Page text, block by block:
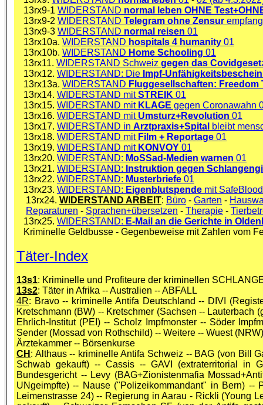
13rx9-1 WIDERSTAND normal leben OHNE
13rx9-2 WIDERSTAND Telegram ohne Zensur
13rx9-3 WIDERSTAND normal reisen 01
13rx10a. WIDERSTAND hospitals 4 humanity 01
13rx10b. WIDERSTAND Home Schooling 01
13rx11. WIDERSTAND Schweiz gegen das Covidgeset
13rx12. WIDERSTAND: Die Impf-
13rx13a. WIDERSTAND Fluggesellschaften: Freedom
13rx14. WIDERSTAND mitSTREIK 01
13rx15. WIDERSTAND mit KLAGE gegen Coronawahn
13rx16. WIDERSTAND mit Umsturz+Revolution 01
13rx17. WIDERSTAND in Arztpraxis+Spital bleibt
13rx18. WIDERSTAND mit Film + Reportage 01
13rx19. WIDERSTAND mit KONVOY 01
13rx20. WIDERSTAND: MoSSad-Medien warnen 01
13rx21. WIDERSTAND: Instruktion gegen
13rx22. WIDERSTAND: Musterbriefe 01
13rx23. WIDERSTAND: Eigenblutspende mit
13rx24. WIDERSTAND ARBEIT: Büro - Garten -
Reparaturen - Sprachen+übersetzen - Therapie -
13rx25. WIDERSTAND: E-Mail an die Gerichte in
Kriminelle Geldbusse - Gegenbeweise mit Zahlen vom
Täter-Index
13s1: Kriminelle und Profiteure der kriminellen
13s2: Täter in Afrika -- Australien -- ABFALL
4R: Bravo -- kriminelle Antifa Deutschland -- DIVI
Kretschmann (BW) -- Kretschmer (Sachsen -- Lauterbach
Ehrlich-Institut (PEI) -- Scholz Impfmonster -- Söder
Sender (Mossad von Rothschild) -- Weitere -- Wuest (NRW)
Ärztekammer -- Börsenkurse
CH : Althaus -- kriminelle Antifa Schweiz -- BAG (von Bill
Schwab gekauft) -- Cassis -- GAVI (extraterritorial in
Bundesgericht -- Levy (BAG+Zionistenmafia
UNgeimpfte) -- Nause ("Polizeikommandant" in Bern) --
Leimenstrasse 24) -- Regierung in Aarau - Rickli (Young